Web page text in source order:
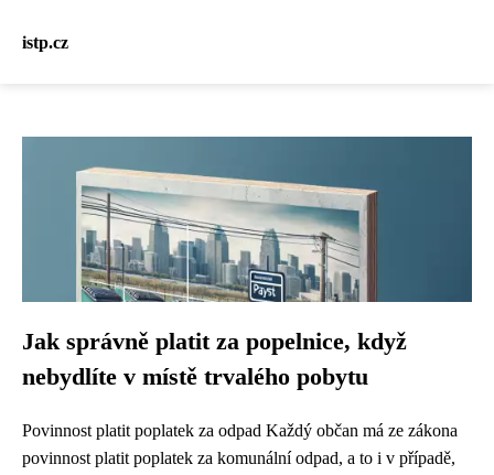
istp.cz
Jak správně platit za popelnice, když
nebydlíte v místě trvalého pobytu
Povinnost platit poplatek za odpad Každý občan má ze zákona
povinnost platit poplatek za komunální odpad, a to i v případě,